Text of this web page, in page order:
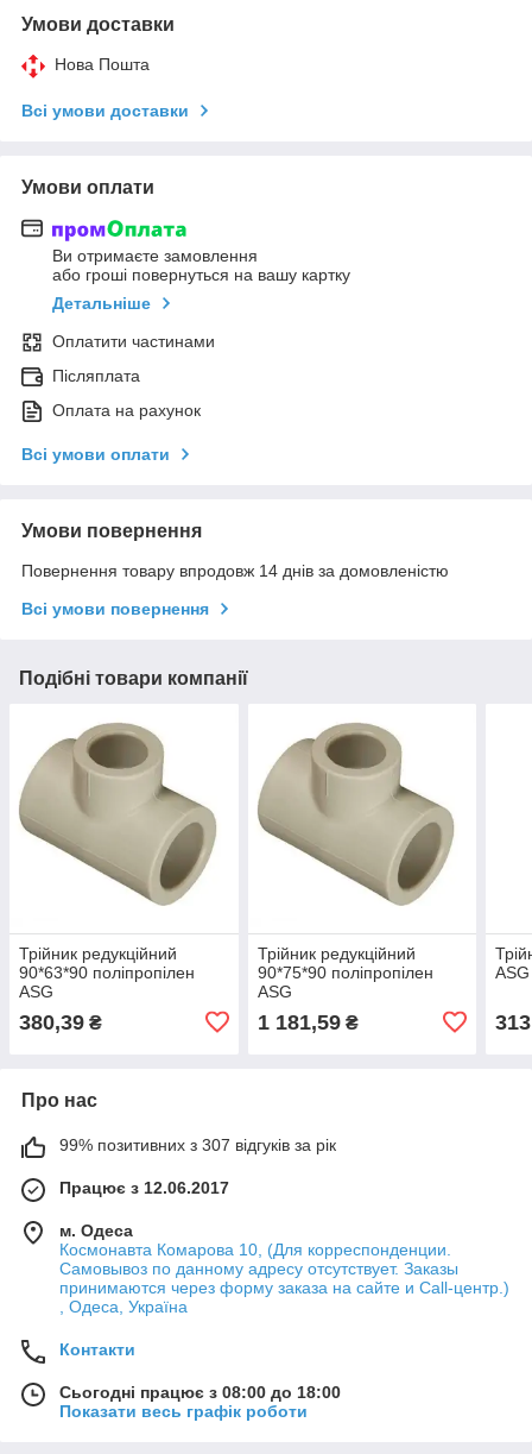
Умови доставки
Нова Пошта
Всі умови доставки
Умови оплати
Ви отримаєте замовлення
або гроші повернуться на вашу картку
Детальніше
Оплатити частинами
Післяплата
Оплата на рахунок
Всі умови оплати
Умови повернення
Повернення товару впродовж 14 днів за домовленістю
Всі умови повернення
Подібні товари компанії
Трійник редукційний
90*63*90 поліпропілен
ASG
380,39 ₴
Трійник редукційний
90*75*90 поліпропілен
ASG
1 181,59₴
ASG
Про нас
99% позитивних з 307 відгуків за рік
Працює з 12.06.2017
м. Одеса
Космонавта Комарова 10, (Для корреспонденции.
Самовывоз по данному адресу отсутствует. Заказы
принимаются через форму заказа на сайте и Call-центр.)
, Одеса, Україна
Контакти
Сьогодні працює з 08:00 до 18:00
Показати весь графік роботи